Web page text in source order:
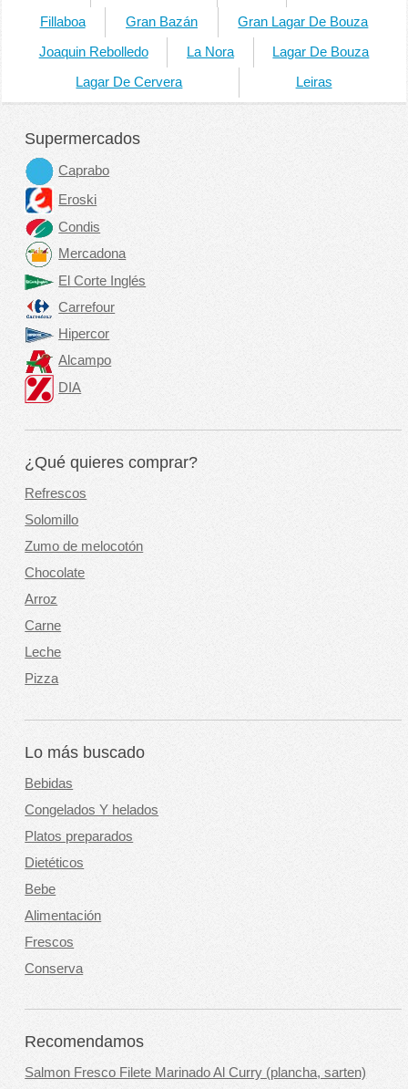
Fillaboa Gran Bazán Gran Lagar De Bouza
Joaquin Rebolledo La Nora Lagar De Bouza
Lagar De Cervera Leiras
Supermercados
Caprabo
Eroski
Condis
Mercadona
El Corte Inglés
Carrefour
Hipercor
Alcampo
DIA
¿Qué quieres comprar?
Refrescos
Solomillo
Zumo de melocotón
Chocolate
Arroz
Carne
Leche
Pizza
Lo más buscado
Bebidas
Congelados Y helados
Platos preparados
Dietéticos
Bebe
Alimentación
Frescos
Conserva
Recomendamos
Salmon Fresco Filete Marinado Al Curry (plancha, sarten)